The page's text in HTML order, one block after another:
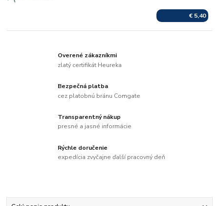
€ 5,40
Overené zákazníkmi
zlatý certifikát Heureka
Bezpečná platba
cez platobnú bránu Comgate
Transparentný nákup
presné a jasné informácie
Rýchle doručenie
expedícia zvyčajne ďalší pracovný deň